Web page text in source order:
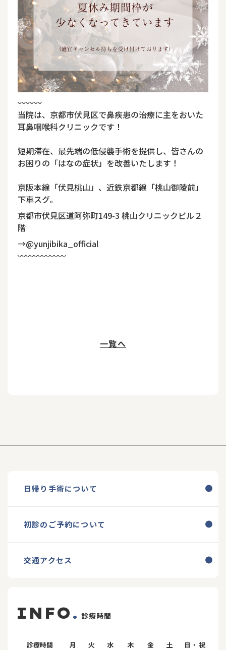
〰︎〰︎〰︎
当院は、京都市伏見区で鼻疾患の治療に主をおいた
耳鼻咽喉科クリニックです！
短期滞在、最先端の低侵襲手術を提供し、皆さんの
お困りの「はなの症状」を改善いたします！
京阪本線「伏見桃山」、近鉄京都線「桃山御陵前」
下車スグ。
京都市伏見区道阿弥町149-3 桃山クリニックビル２
階
→@yunjibika_official
〰︎〰︎〰︎〰︎〰︎〰︎
一覧へ
日帰り手術について
初診のご予約について
交通アクセス
INFO. 診療時間
診療時間 月 火 水 木 金 土 日・祝